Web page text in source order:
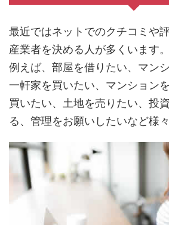
最近ではネットでのクチコミや
産業者を決める人が多くいます。
例えば、部屋を借りたい、マン
一軒家を買いたい、マンション
買いたい、土地を売りたい、投
る、管理をお願いしたいなど様々